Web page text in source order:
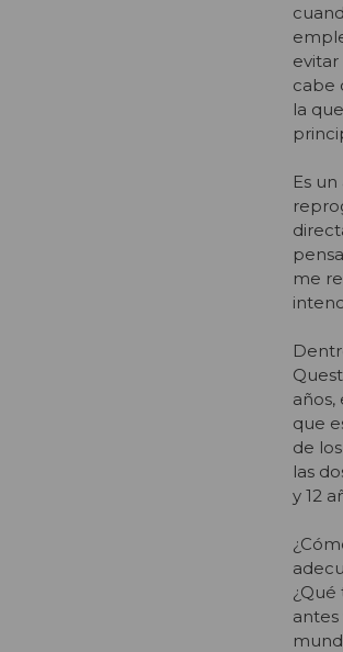
evitar
cabe
la
Es
me
que
de
las
y 12
antes